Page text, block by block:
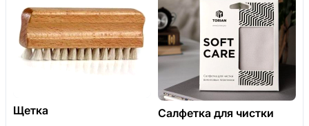
Щетка Салфетка для чистки